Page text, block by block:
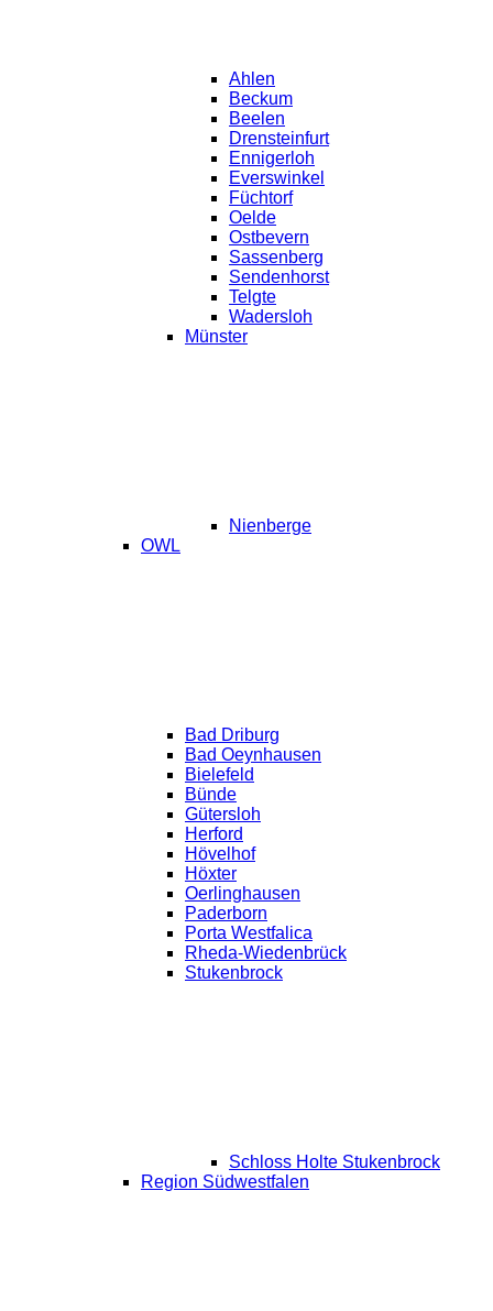
Ahlen
Beckum
Beelen
Drensteinfurt
Ennigerloh
Everswinkel
Füchtorf
Oelde
Ostbevern
Sassenberg
Sendenhorst
Telgte
Wadersloh
Münster
Nienberge
OWL
Bad Driburg
Bad Oeynhausen
Bielefeld
Bünde
Gütersloh
Herford
Hövelhof
Höxter
Oerlinghausen
Paderborn
Porta Westfalica
Rheda-Wiedenbrück
Stukenbrock
Schloss Holte Stukenbrock
Region Südwestfalen